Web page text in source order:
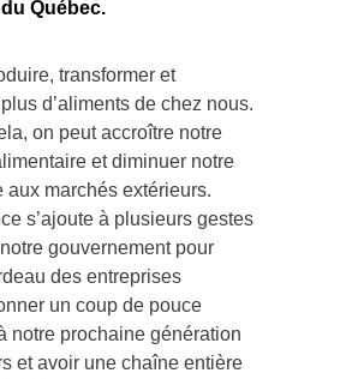
Québec.
transformer et
d’aliments de chez nous.
on peut accroître notre
et diminuer notre
aux marchés extérieurs.
s’ajoute à plusieurs gestes
gouvernement pour
des entreprises
un coup de pouce
notre prochaine génération
et avoir une chaîne entière